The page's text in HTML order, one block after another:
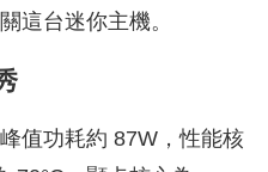
這台迷你主機。
值功耗約 87W，性能核